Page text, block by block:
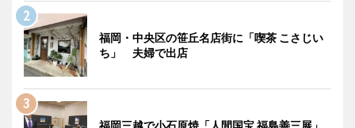
福岡・中央区の笹丘名店街に「喫茶 こさじい
ち」 夫婦で出店